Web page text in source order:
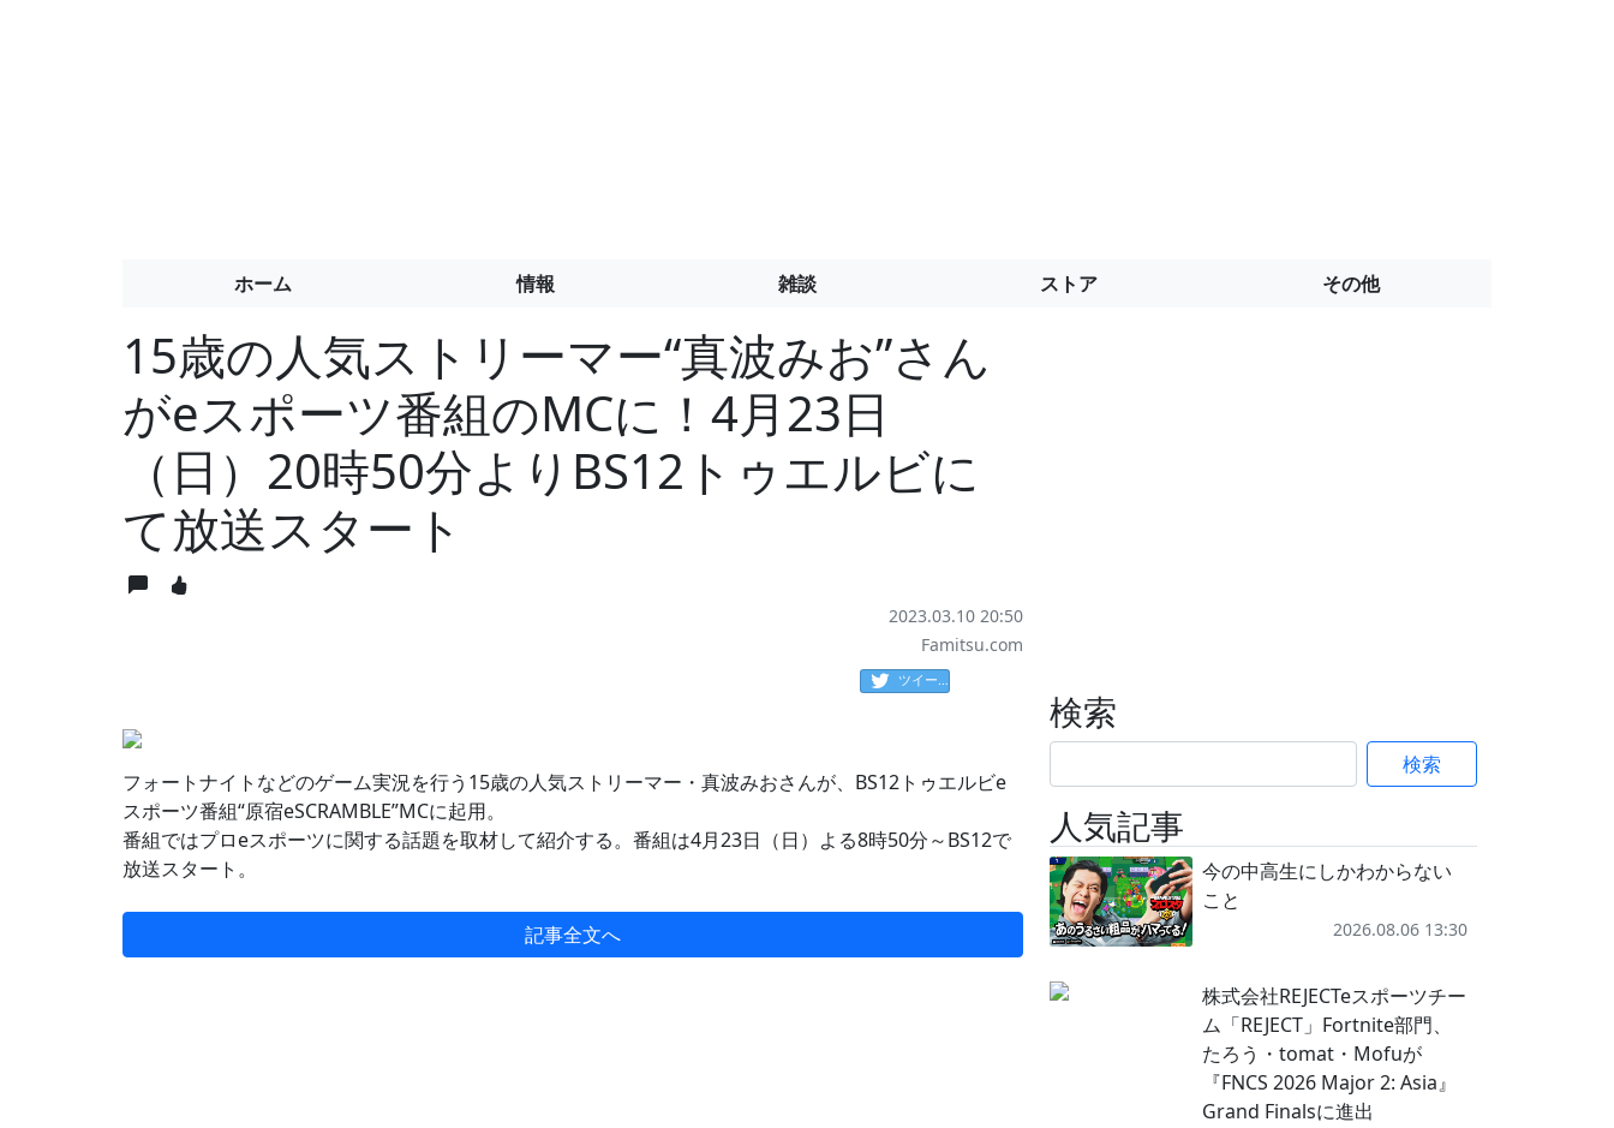
ホーム 情報 雑談 ストア その他
15歳の人気ストリーマー“真波みお”さん
がeスポーツ番組のMCに！4月23日
（日）20時50分よりBS12トゥエルビに
て放送スタート
2023.03.10 20:50
Famitsu.com
ツイート
フォートナイトなどのゲーム実況を行う15歳の人気ストリーマー・真波みおさんが、BS12トゥエルビe
スポーツ番組“原宿eSCRAMBLE”MCに起用。
番組ではプロeスポーツに関する話題を取材して紹介する。番組は4月23日（日）よる8時50分～BS12で
放送スタート。
記事全文へ
検索
検索
人気記事
今の中高生にしかわからない
こと
2026.08.06 13:30
株式会社REJECTeスポーツチー
ム「REJECT」Fortnite部門、
たろう・tomat・Mofuが
『FNCS 2026 Major 2: Asia』
Grand Finalsに進出